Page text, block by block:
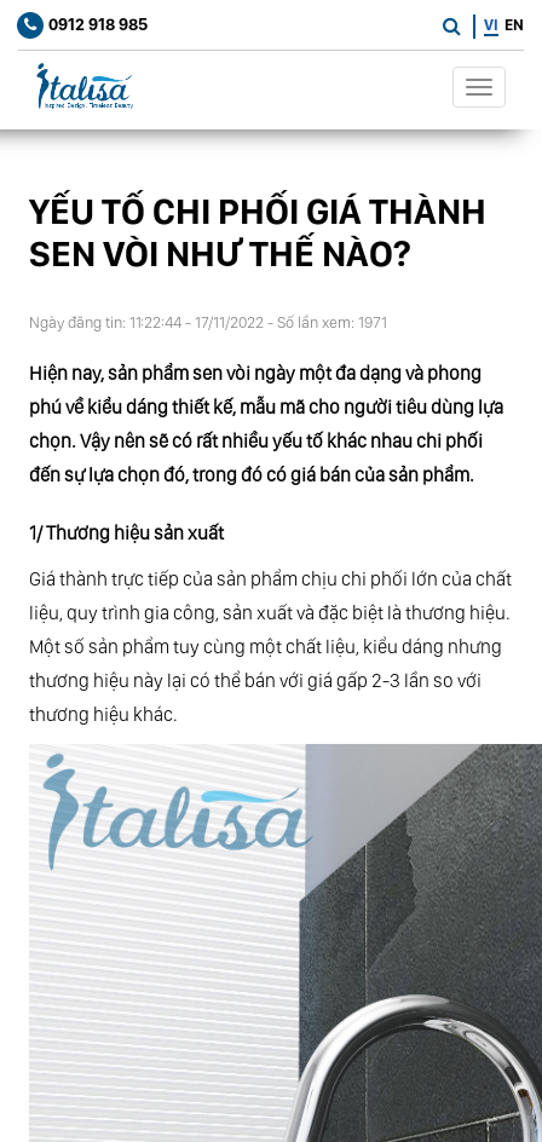
0912 918 985 VI EN
Toggle
YẾU TỐ CHI PHỐI GIÁ THÀNH
SEN VÒI NHƯ THẾ NÀO?
Ngày đăng tin: 11:22:44 - 17/11/2022 - Số lần xem: 1971
Hiện nay, sản phẩm sen vòi ngày một đa dạng và phong
phú về kiểu dáng thiết kế, mẫu mã cho người tiêu dùng lựa
chọn. Vậy nên sẽ có rất nhiều yếu tố khác nhau chi phối
đến sự lựa chọn đó, trong đó có giá bán của sản phẩm.
1/ Thương hiệu sản xuất
Giá thành trực tiếp của sản phẩm chịu chi phối lớn của chất
liệu, quy trình gia công, sản xuất và đặc biệt là thương hiệu.
Một số sản phẩm tuy cùng một chất liệu, kiểu dáng nhưng
thương hiệu này lại có thể bán với giá gấp 2-3 lần so với
thương hiệu khác.